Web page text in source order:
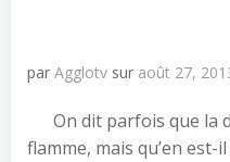
par Agglotv sur août 27,
On dit parfois que la
flamme, mais qu’en